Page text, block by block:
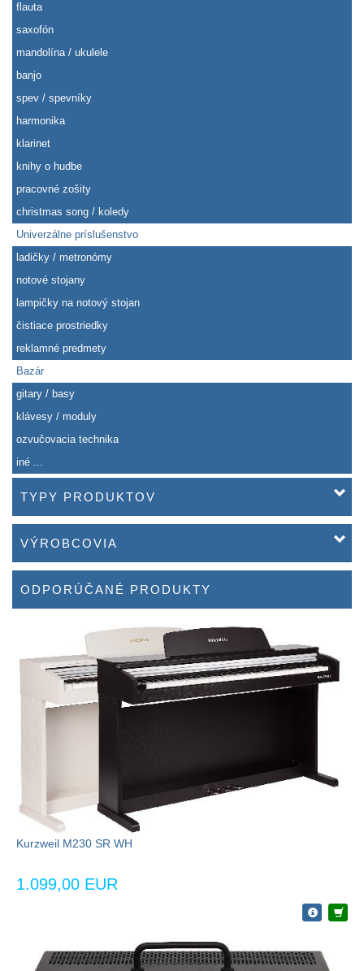
flauta
saxofón
mandolína / ukulele
banjo
spev / spevníky
harmonika
klarinet
knihy o hudbe
pracovné zošity
christmas song / koledy
Univerzálne príslušenstvo
ladičky / metronómy
notové stojany
lampičky na notový stojan
čistiace prostriedky
reklamné predmety
Bazár
gitary / basy
klávesy / moduly
ozvučovacia technika
iné ...
TYPY PRODUKTOV
VÝROBCOVIA
ODPORÚČANÉ PRODUKTY
Kurzweil M230 SR WH
1.099,00 EUR